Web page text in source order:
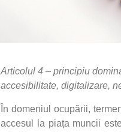
Articolul 4 – principiu
accesibilitate, digitalizare,
În domeniul ocupării,
accesul la piața muncii